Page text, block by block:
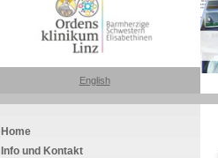
English
Home
Info und Kontakt